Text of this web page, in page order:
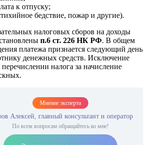
к отпуску;
бедствие, пожар и другие).
налоговых сборов на доходы
п.6 ст. 226 НК РФ. В общем
платежа признается следующий день
денежных средств. Исключение
перечислении налога за начисление
Мнение эксперта
Алексей, главный консультант и оператор
По всем вопросам обращайтесь ко мне!